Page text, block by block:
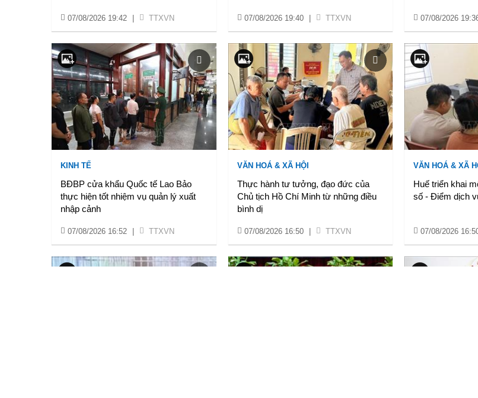
07/08/2026 19:42 TTXVN 07/08/2026 19:40 TTXVN 07/08/2026
KINH TẾ
BĐBP cửa khẩu Quốc tế Lao Bảo
thực hiện tốt nhiệm vụ quản lý xuất
nhập cảnh
07/08/2026 16:52 TTXVN
VĂN HOÁ & XÃ HỘI
Thực hành tư tưởng, đạo đức của
Chủ tịch Hồ Chí Minh từ những điều
bình dị
07/08/2026 16:50 TTXVN
VĂN HOÁ & XÃ
Huế triển khai
số - Điểm dịch
07/08/2026